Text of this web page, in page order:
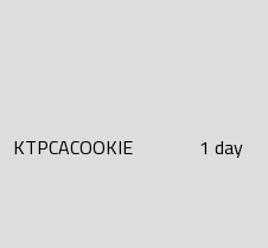
KTPCACOOKIE 1 day